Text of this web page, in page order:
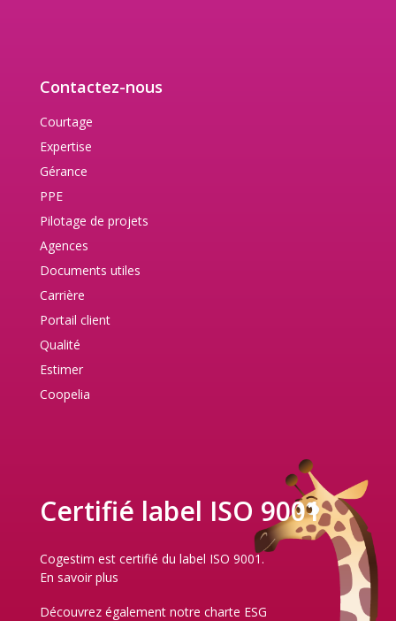
Contactez-nous
Courtage
Expertise
Gérance
PPE
Pilotage de projets
Agences
Documents utiles
Carrière
Portail client
Qualité
Estimer
Coopelia
Certifié label ISO 9001
Cogestim est certifié du label ISO 9001.
En savoir plus
Découvrez également notre charte ESG